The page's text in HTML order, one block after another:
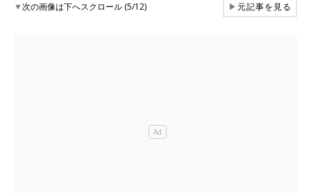
▼次の画像は下へスクロール (5/12) ▶元記事を見る